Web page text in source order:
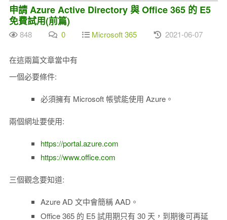
申請 Azure Active Directory 與 Office 365 的 E5
免費試用(前篇)
848 0 Microsoft 365 2021-06-07
在這兩篇文章當中有
一個必要條件:
必須擁有 Microsoft 帳號能使用 Azure。
兩個網址要使用:
https://portal.azure.com
https://www.office.com
三個觀念要知道:
Azure AD 文中會簡稱 AAD。
Office 365 的 E5 試用期只有 30 天，到期後可再延